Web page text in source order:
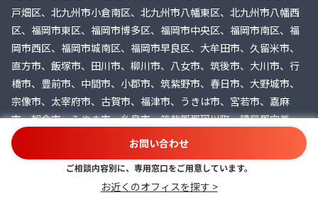
お問い合わせ
ご相談内容別に、専用窓口をご用意しています。
お近くのオフィスを探す >
戸畑区、北九州市小倉南区、北九州市八幡東区、北九州市八幡西
区、福岡市東区、福岡市博多区、福岡市中央区、福岡市南区、福
岡市西区、福岡市城南区、福岡市早良区、大牟田市、久留米市、
直方市、飯塚市、田川市、柳川市、八女市、筑後市、大川市、行
橋市、豊前市、中間市、小郡市、筑紫野市、春日市、大野城市、
宗像市、太宰府市、古賀市、福津市、うきは市、宮若市、嘉麻
市、朝倉市、みやま市、糸島市、筑紫郡那珂川町、糟屋郡宇美
町、糟屋郡篠栗町、糟屋郡志免町、糟屋郡須恵町、糟屋郡新宮
町、糟屋郡久山町、糟屋郡粕屋町、遠賀郡芦屋町、遠賀郡水巻
町、遠賀郡岡垣町、遠賀郡遠賀町、鞍手郡小竹町、鞍手郡鞍手
町、嘉穂郡桂川町、朝倉郡筑前町、朝倉郡東峰村三井郡大刀洗